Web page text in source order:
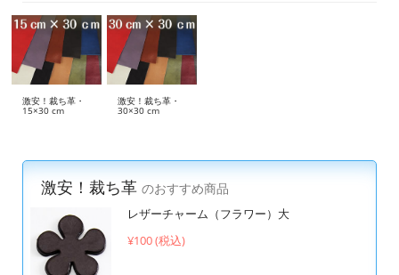
激安！裁ち革・
15×30 cm
激安！裁ち革・
30×30 cm
激安！裁ち革 のおすすめ商品
レザーチャーム（フラワー）大
¥100 (税込)